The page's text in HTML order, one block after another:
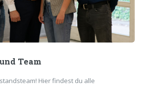
Team
Hier findest du alle